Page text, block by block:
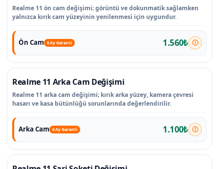
Realme 11 ön cam değişimi; görüntü ve dokunmatik sağlamken
yalnızca kırık cam yüzeyinin yenilenmesi için uygundur.
Ön Cam 6 Ay Garanti 1.560₺
Realme 11 Arka Cam Değişimi
Realme 11 arka cam değişimi; kırık arka yüzey, kamera çevresi
hasarı ve kasa bütünlüğü sorunlarında değerlendirilir.
Arka Cam 6 Ay Garanti 1.100₺